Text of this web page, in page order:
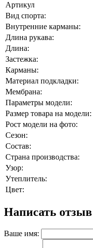
Артикул
Вид спорта:
Внутренние карманы:
Длина рукава:
Длина:
Застежка:
Карманы:
Материал подкладки:
Мембрана:
Параметры модели:
Размер товара на модели:
Рост модели на фото:
Сезон:
Состав:
Страна производства:
Узор:
Утеплитель:
Цвет:
Написать отзыв
Ваше имя: